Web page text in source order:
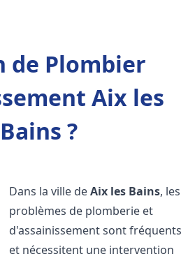
de Plombier
Aix les
Bains ?
Dans la ville deAix les Bains, les
problèmes de plomberie et
d'assainissement sont fréquents
et nécessitent une intervention